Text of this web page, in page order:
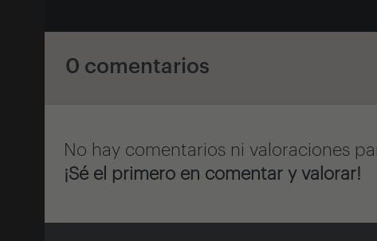
0 comentarios
No hay comentarios ni valoraciones
¡Sé el primero en comentar y valorar!